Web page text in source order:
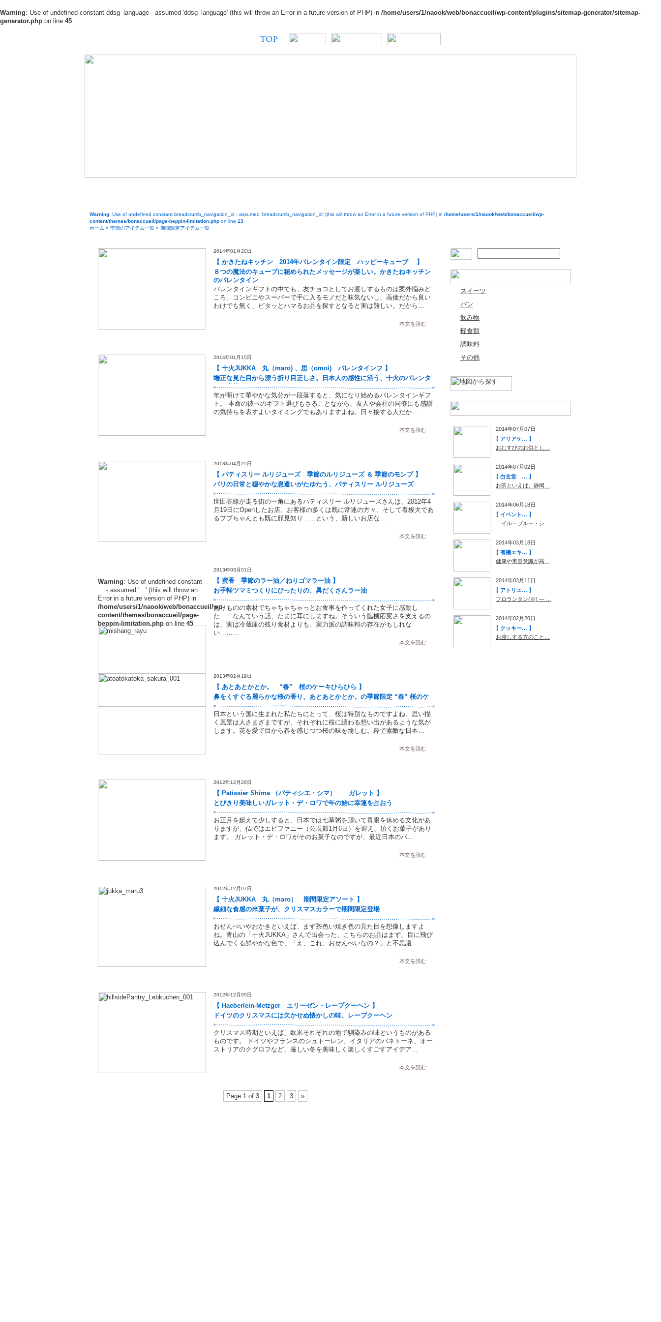
Warning: Use of undefined constant ddsg_language - assumed 'ddsg_language' (this will throw an Error in a future version of PHP) in /home/users/1/naook/web/bonaccueil/wp-content/plugins/sitemap-generator/sitemap-
generator.php on line 45
Warning: Use of undefined constant breadcrumb_navigation_xt - assumed 'breadcrumb_navigation_xt' (this will throw an Error in a future version of PHP) in /home/users/1/naook/web/bonaccueil/wp-
content/themes/bonaccueil/page-beppin-limitation.php on line 13
ホーム » 季節のアイテム一覧 » 期間限定アイテム一覧
スイーツ
パン
飲み物
軽食類
調味料
その他
2014年07月07日
【 アリアケ… 】
おむすびのお供とし…
2014年07月02日
【 白玄堂 … 】
お茶といえば、静岡…
2014年06月18日
【 イベント… 】
「イル・プルー・シ…
2014年03月18日
【 有機エキ… 】
健康や美容意識が高…
2014年03月11日
【 アトリエ… 】
フロランタン(※) ― …
2014年02月20日
【 クッキー… 】
お渡しする方のこと…
2014年01月20日
【 かきたねキッチン 2014年バレンタイン限定 ハッピーキューブ 】
８つの魔法のキューブに秘められたメッセージが楽しい。かきたねキッチン
のバレンタイン
バレンタインギフトの中でも、友チョコとしてお渡しするものは案外悩みど
ころ。コンビニやスーパーで手に入るモノだと味気ないし、高価だから良い
わけでも無く、ピタッとハマるお品を探すとなると実は難しい。だから…
本文を読む
2014年01月15日
【 十火JUKKA 丸（maro) 、思（omoi) バレンタインフ 】
端正な見た目から漂う折り目正しさ。日本人の感性に沿う、十火のバレンタ
イン米菓
年が明けて華やかな気分が一段落すると、気になり始めるバレンタインギフ
ト。 本命の彼へのギフト選びもさることながら、友人や会社の同僚にも感謝
の気持ちを表すよいタイミングでもありますよね。日々接する人だか…
本文を読む
2013年04月25日
【 パティスリー ルリジューズ 季節のルリジューズ ＆ 季節のモンブ 】
パリの日常と穏やかな息遣いがたゆたう、パティスリー ルリジューズ
世田谷線が走る街の一角にあるパティスリー ルリジューズさんは、2012年4
月19日にOpenしたお店。お客様の多くは既に常連の方々、そして看板犬であ
るブブちゃんとも既に顔見知り……という、新しいお店な…
本文を読む
Warning: Use of undefined constant
- assumed ' ' (this will throw an
Error in a future version of PHP) in
/home/users/1/naook/web/bonaccueil/wp-
content/themes/bonaccueil/page-
beppin-limitation.php on line 45
2013年03月01日
【 蜜香 季節のラー油／ねりゴマラー油 】
お手軽ツマミつくりにぴったりの、具だくさんラー油
ありものの素材でちゃちゃちゃっとお食事を作ってくれた女子に感動し
た……なんていう話、たまに耳にしますね。そういう臨機応変さを支えるの
は、実は冷蔵庫の残り食材よりも、実力派の調味料の存在かもしれな
い………
本文を読む
2013年02月19日
【 あとあとかとか。 “春” 桜のケーキひらひら 】
鼻をくすぐる麗らかな桜の香り。あとあとかとか。の季節限定 “春” 桜のケ
ーキひらひら
日本という国に生まれた私たちにとって、桜は特別なものですよね。思い描
く風景は人さまざまですが、それぞれに桜に纏わる想い出があるような気が
します。花を愛で目から春を感じつつ桜の味を愉しむ。粋で素敵な日本…
本文を読む
2012年12月26日
【 Patissier Shima （パティシエ・シマ） ガレット 】
とびきり美味しいガレット・デ・ロワで年の始に幸運を占おう
お正月を超えて少しすると、日本では七草粥を頂いて胃腸を休める文化があ
りますが、仏ではエピファニー（公現節1月6日）を迎え、頂くお菓子があり
ます。 ガレット・デ・ロワがそのお菓子なのですが、最近日本のパ…
本文を読む
2012年12月07日
【 十火JUKKA 丸（maro） 期間限定アソート 】
繊細な食感の米菓子が、クリスマスカラーで期間限定登場
おせんべいやおかきといえば、まず茶色い焼き色の見た目を想像しますよ
ね。青山の「十火JUKKA」さんで出会った、こちらのお品はまず、目に飛び
込んでくる鮮やかな色で、「え、これ、おせんべいなの？」と不思議…
本文を読む
2012年12月05日
【 Haeberlein-Metzger エリーゼン・レープクーヘン 】
ドイツのクリスマスには欠かせぬ懐かしの味、レープクーヘン
クリスマス時期といえば、欧米それぞれの地で馴染みの味というものがある
ものです。 ドイツやフランスのシュトーレン、イタリアのパネトーネ、オー
ストリアのクグロフなど、厳しい冬を美味しく楽しくすごすアイデア…
本文を読む
Page 1 of 3 1 2 3 »